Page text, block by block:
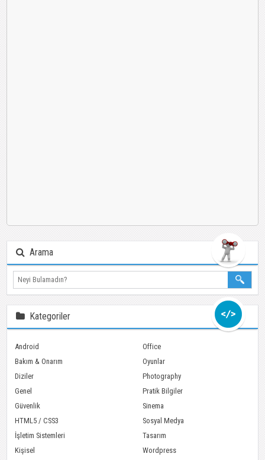
Arama
Ara
Kategoriler
Android
Bakım & Onarım
Diziler
Genel
Güvenlik
HTML5 / CSS3
İşletim Sistemleri
Kişisel
Office
Oyunlar
Photography
Pratik Bilgiler
Sinema
Sosyal Medya
Tasarım
Wordpress